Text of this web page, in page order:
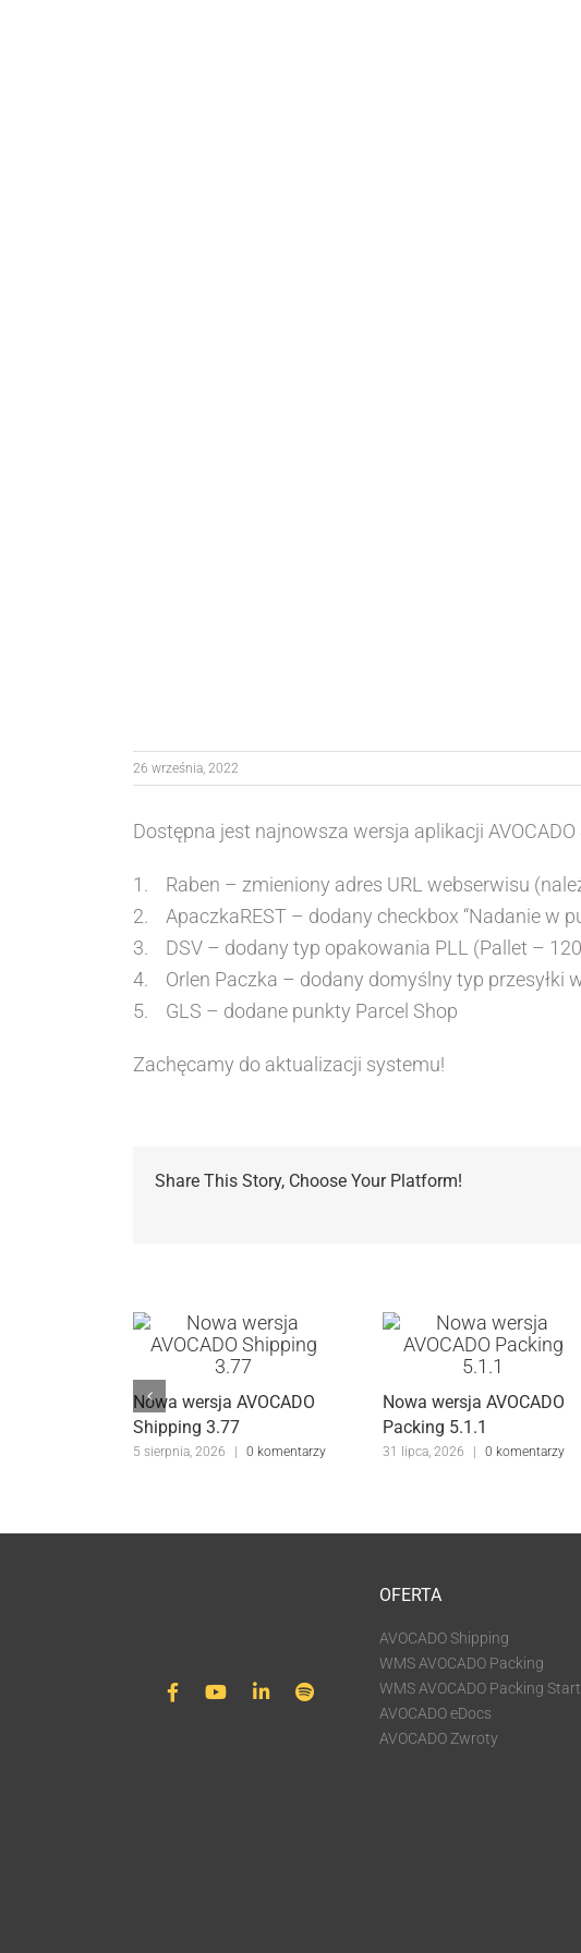
26 września, 2022
Dostępna jest najnowsza wersja aplikacji
1. Raben – zmieniony adres URL webserwisu
2. ApaczkaREST – dodany checkbox “Nadanie w
3. DSV – dodany typ opakowania PLL (Pallet –
4. Orlen Paczka – dodany domyślny typ przesyłki
5. GLS – dodane punkty Parcel Shop
Zachęcamy do aktualizacji systemu!
Share This Story, Choose Your Platform!
Nowa wersja AVOCADO
Shipping 3.77
5 sierpnia, 2026 | 0 komentarzy
Nowa wersja AVOCADO
Packing 5.1.1
31 lipca, 2026 | 0 komentarzy
OFERTA
AVOCADO Shipping
WMS AVOCADO Packing
WMS AVOCADO Packing Start
AVOCADO eDocs
AVOCADO Zwroty